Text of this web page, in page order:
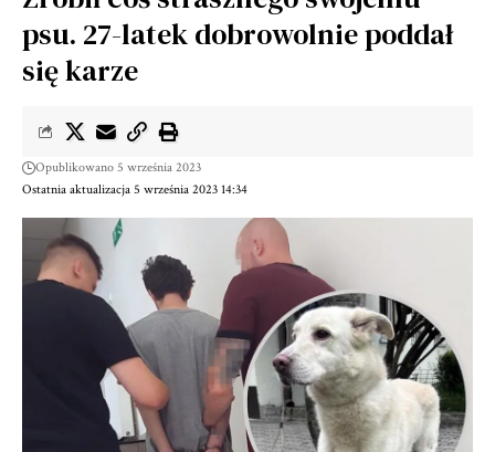
psu. 27-latek dobrowolnie poddał
się karze
Ostatnia aktualizacja 5 września 2023 14:34
Opublikowano 5 września 2023